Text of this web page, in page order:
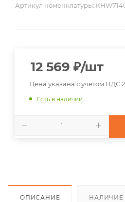
Артикул номенклатуры:
12 569 ₽/шт
Цена указана с учетом НДС
Есть в наличии
ОПИСАНИЕ НАЛИЧИЕ